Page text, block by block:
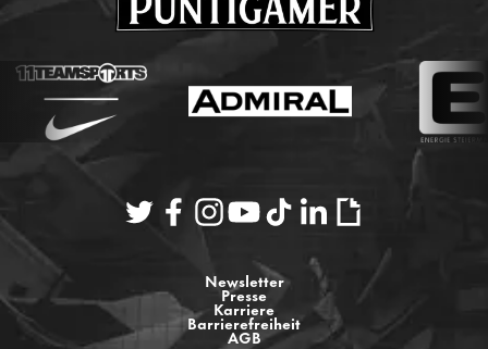
Newsletter
Presse
Karriere
Barrierefreiheit
AGB